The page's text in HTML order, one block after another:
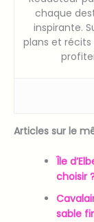
chaque
inspirante.
plans et récits
Articles sur le
Île
choisir
sable